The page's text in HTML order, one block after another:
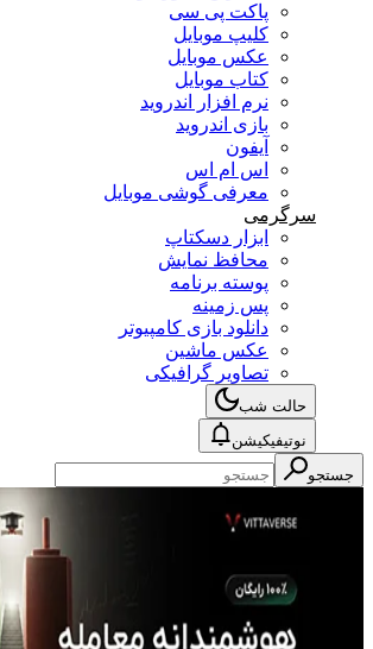
پاکت پی سی
کلیپ موبایل
عکس موبایل
کتاب موبایل
نرم افزار اندروید
بازی اندروید
آیفون
اس ام اس
معرفی گوشی موبایل
سرگرمی
ابزار دسکتاپ
محافظ نمایش
پوسته برنامه
پس زمینه
دانلود بازی کامپیوتر
عکس ماشین
تصاویر گرافیکی
حالت شب
نوتیفیکیشن
جستجو